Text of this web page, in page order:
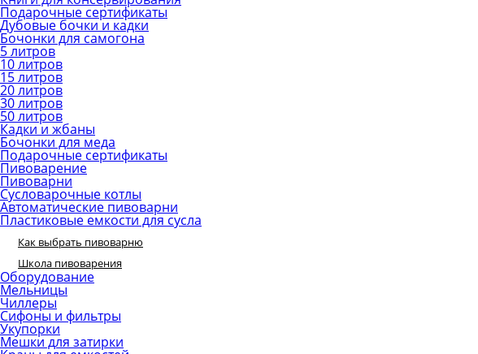
Подарочные сертификаты
Дубовые бочки и кадки
Бочонки для самогона
5 литров
10 литров
15 литров
20 литров
30 литров
50 литров
Кадки и жбаны
Бочонки для меда
Подарочные сертификаты
Пивоварение
Пивоварни
Сусловарочные котлы
Автоматические пивоварни
Пластиковые емкости для сусла
Как выбрать пивоварню
Школа пивоварения
Оборудование
Мельницы
Чиллеры
Сифоны и фильтры
Укупорки
Мешки для затирки